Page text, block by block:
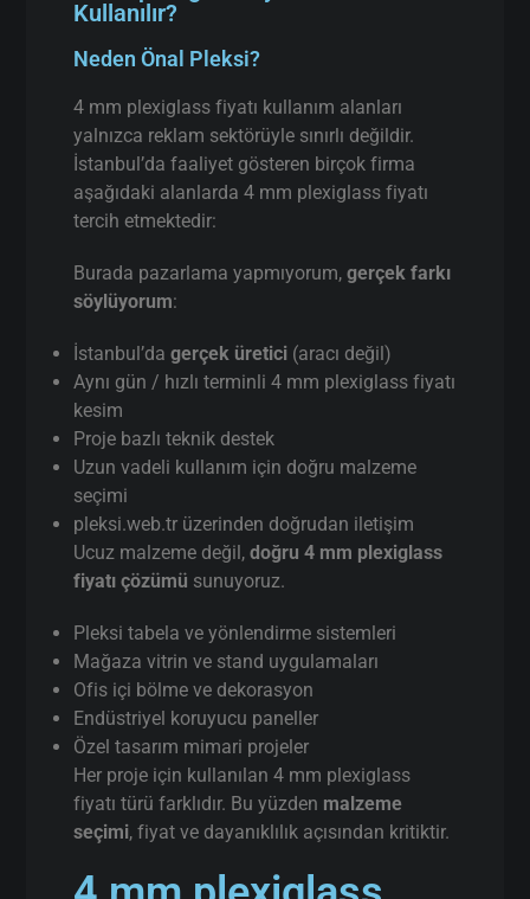
4 mm plexiglass fiyatı Nerelerde
Kullanılır?
Neden Önal Pleksi?
4 mm plexiglass fiyatı kullanım alanları
yalnızca reklam sektörüyle sınırlı değildir.
İstanbul’da faaliyet gösteren birçok firma
aşağıdaki alanlarda 4 mm plexiglass fiyatı
tercih etmektedir:
Burada pazarlama yapmıyorum,gerçek farkı
söylüyorum:
İstanbul’dagerçek üretici(aracı değil)
Aynı gün / hızlı terminli 4 mm plexiglass fiyatı
kesim
Proje bazlı teknik destek
Uzun vadeli kullanım için doğru malzeme
seçimi
pleksi.web.tr üzerinden doğrudan iletişim
Ucuz malzeme değil,doğru 4 mm plexiglass
fiyatı çözümü
sunuyoruz.